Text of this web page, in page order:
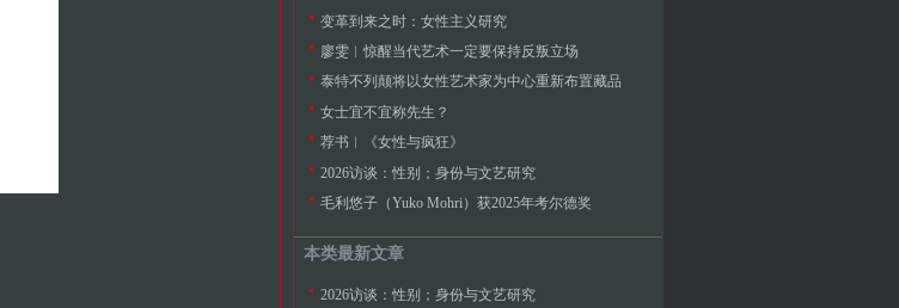
变革到来之时：女性主义研究
廖雯︱惊醒当代艺术一定要保持反叛立场
泰特不列颠将以女性艺术家为中心重新布置藏品
女士宜不宜称先生？
荐书︱《女性与疯狂》
2026访谈：性别；身份与文艺研究
毛利悠子（Yuko Mohri）获2025年考尔德奖
本类最新文章
2026访谈：性别；身份与文艺研究